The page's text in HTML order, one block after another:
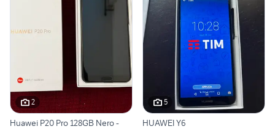
2
Huawei P20 Pro 128GB Nero -
5
HUAWEI Y6